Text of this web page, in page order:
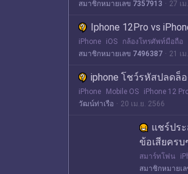
สมาชิกหมายเลข 7357913
27 เ
Iphone 12Pro vs
iPhone iOS กล้องโทรศัพท์มือถือ
สมาชิกหมายเลข 7496387
21 เ
iphone โชว์รหัสปลดล็
iPhone Mobile OS
iPhone 12
วัฒน์ท่าเรือ
20 เม.ย. 2566
แชร์ปร
ข้อเสียครบ
สมาร์ทโฟน
สมาชิกหมายเ